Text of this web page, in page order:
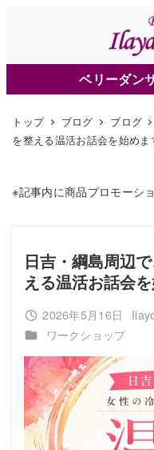
ン
テ
ン
へ
ベリーダン
トップ ブログ ブログ
を整える温活お話会を始めま
※記事内に商品プロモーシ
日吉・綱島周辺
える温活お話会
投稿日
2026年5月16日
著
カテゴリー
ワークショップ